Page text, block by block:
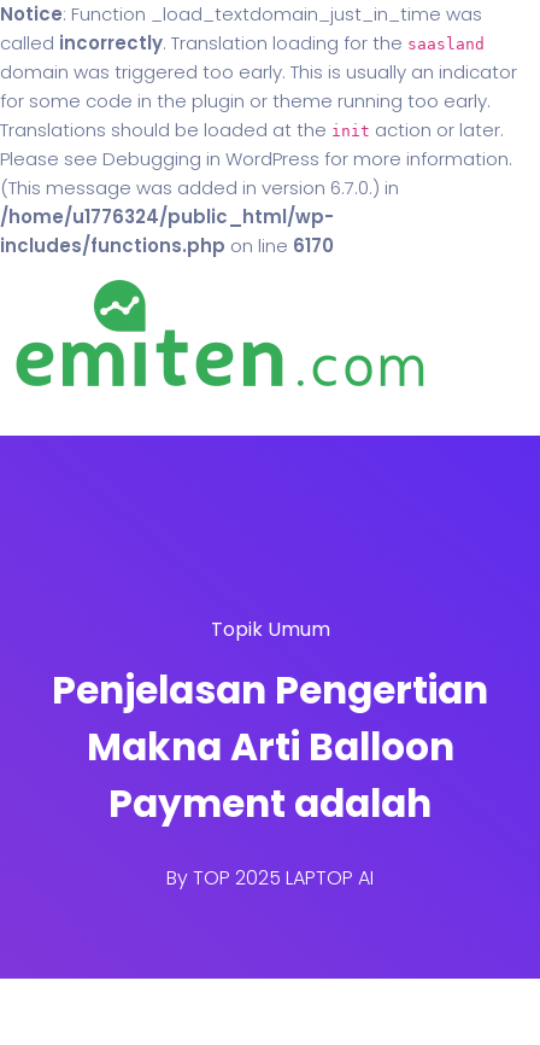
Notice: Function _load_textdomain_just_in_time was
called incorrectly. Translation loading for the saasland
domain was triggered too early. This is usually an indicator
for some code in the plugin or theme running too early.
Translations should be loaded at the init action or later.
Please see Debugging in WordPress for more information.
(This message was added in version 6.7.0.) in
/home/u1776324/public_html/wp-
includes/functions.php on line 6170
Topik Umum
Penjelasan Pengertian
Makna Arti Balloon
Payment adalah
ByTOP 2025 LAPTOP AI